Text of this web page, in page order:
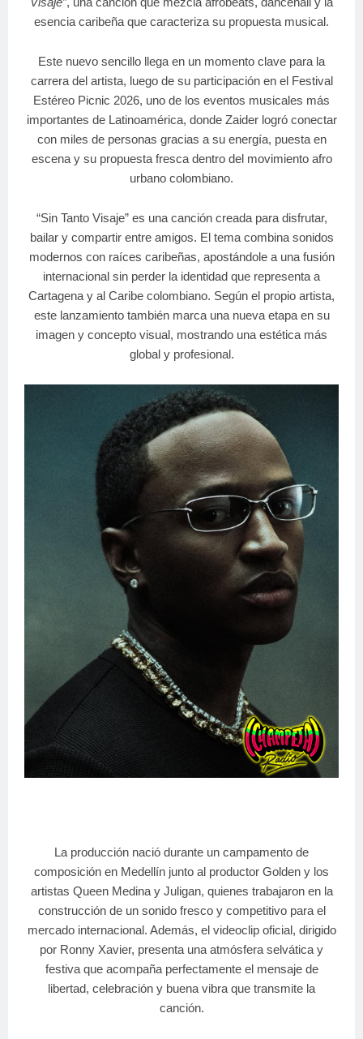
esencia caribeña que caracteriza su propuesta musical.
Este nuevo sencillo llega en un momento clave para la
carrera del artista, luego de su participación en el Festival
Estéreo Picnic 2026, uno de los eventos musicales más
importantes de Latinoamérica, donde Zaider logró conectar
con miles de personas gracias a su energía, puesta en
escena y su propuesta fresca dentro del movimiento afro
urbano colombiano.
“Sin Tanto Visaje” es una canción creada para disfrutar,
bailar y compartir entre amigos. El tema combina sonidos
modernos con raíces caribeñas, apostándole a una fusión
internacional sin perder la identidad que representa a
Cartagena y al Caribe colombiano. Según el propio artista,
este lanzamiento también marca una nueva etapa en su
imagen y concepto visual, mostrando una estética más
global y profesional.
La producción nació durante un campamento de
composición en Medellín junto al productor Golden y los
artistas Queen Medina y Juligan, quienes trabajaron en la
construcción de un sonido fresco y competitivo para el
mercado internacional. Además, el videoclip oficial, dirigido
por Ronny Xavier, presenta una atmósfera selvática y
festiva que acompaña perfectamente el mensaje de
libertad, celebración y buena vibra que transmite la
canción.